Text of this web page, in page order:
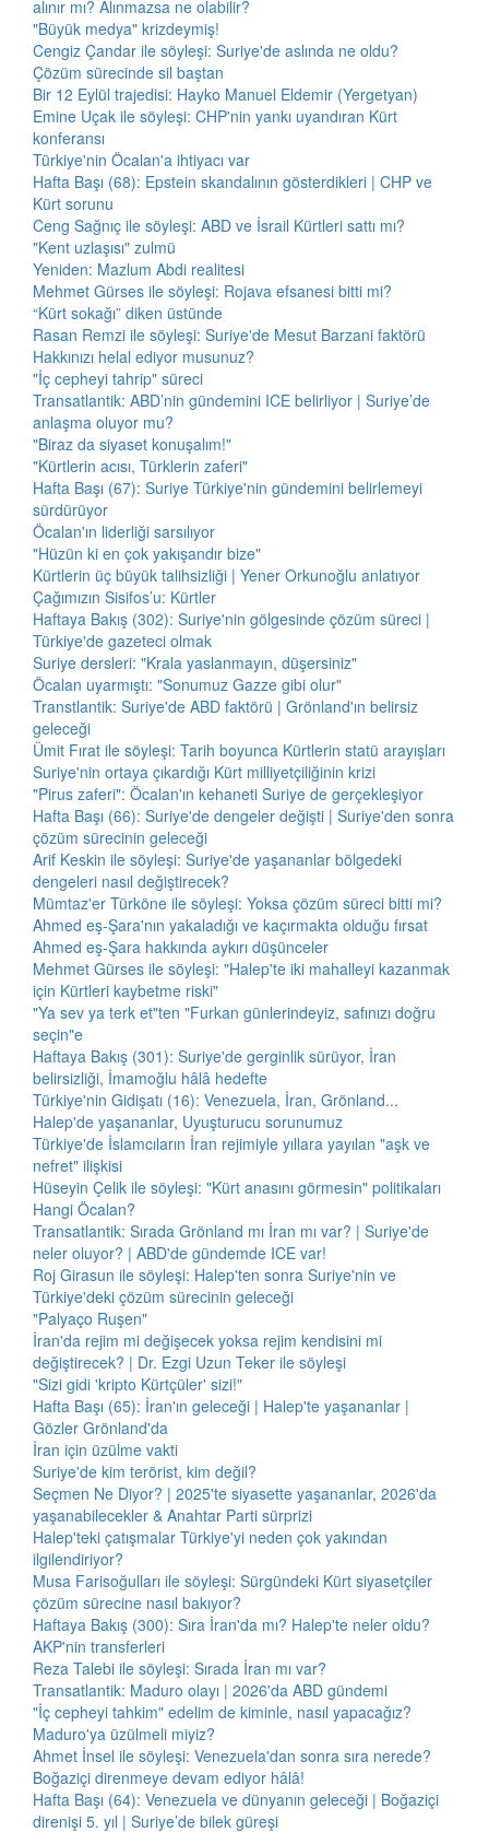
alınır mı? Alınmazsa ne olabilir?
"Büyük medya" krizdeymiş!
Cengiz Çandar ile söyleşi: Suriye'de aslında ne oldu?
Çözüm sürecinde sil baştan
Bir 12 Eylül trajedisi: Hayko Manuel Eldemir (Yergetyan)
Emine Uçak ile söyleşi: CHP'nin yankı uyandıran Kürt
konferansı
Türkiye'nin Öcalan'a ihtiyacı var
Hafta Başı (68): Epstein skandalının gösterdikleri | CHP ve
Kürt sorunu
Ceng Sağnıç ile söyleşi: ABD ve İsrail Kürtleri sattı mı?
"Kent uzlaşısı" zulmü
Yeniden: Mazlum Abdi realitesi
Mehmet Gürses ile söyleşi: Rojava efsanesi bitti mi?
“Kürt sokağı” diken üstünde
Rasan Remzi ile söyleşi: Suriye'de Mesut Barzani faktörü
Hakkınızı helal ediyor musunuz?
"İç cepheyi tahrip" süreci
Transatlantik: ABD’nin gündemini ICE belirliyor | Suriye’de
anlaşma oluyor mu?
"Biraz da siyaset konuşalım!"
"Kürtlerin acısı, Türklerin zaferi"
Hafta Başı (67): Suriye Türkiye'nin gündemini belirlemeyi
sürdürüyor
Öcalan'ın liderliği sarsılıyor
"Hüzün ki en çok yakışandır bize"
Kürtlerin üç büyük talihsizliği | Yener Orkunoğlu anlatıyor
Çağımızın Sisifos’u: Kürtler
Haftaya Bakış (302): Suriye'nin gölgesinde çözüm süreci |
Türkiye'de gazeteci olmak
Suriye dersleri: "Krala yaslanmayın, düşersiniz"
Öcalan uyarmıştı: "Sonumuz Gazze gibi olur"
Transtlantik: Suriye'de ABD faktörü | Grönland'ın belirsiz
geleceği
Ümit Fırat ile söyleşi: Tarih boyunca Kürtlerin statü arayışları
Suriye'nin ortaya çıkardığı Kürt milliyetçiliğinin krizi
"Pirus zaferi": Öcalan'ın kehaneti Suriye de gerçekleşiyor
Hafta Başı (66): Suriye'de dengeler değişti | Suriye'den sonra
çözüm sürecinin geleceği
Arif Keskin ile söyleşi: Suriye'de yaşananlar bölgedeki
dengeleri nasıl değiştirecek?
Mümtaz'er Türköne ile söyleşi: Yoksa çözüm süreci bitti mi?
Ahmed eş-Şara'nın yakaladığı ve kaçırmakta olduğu fırsat
Ahmed eş-Şara hakkında aykırı düşünceler
Mehmet Gürses ile söyleşi: "Halep'te iki mahalleyi kazanmak
için Kürtleri kaybetme riski"
"Ya sev ya terk et"ten "Furkan günlerindeyiz, safınızı doğru
seçin"e
Haftaya Bakış (301): Suriye'de gerginlik sürüyor, İran
belirsizliği, İmamoğlu hâlâ hedefte
Türkiye'nin Gidişatı (16): Venezuela, İran, Grönland...
Halep'de yaşananlar, Uyuşturucu sorunumuz
Türkiye'de İslamcıların İran rejimiyle yıllara yayılan "aşk ve
nefret" ilişkisi
Hüseyin Çelik ile söyleşi: "Kürt anasını görmesin" politikaları
Hangi Öcalan?
Transatlantik: Sırada Grönland mı İran mı var? | Suriye'de
neler oluyor? | ABD'de gündemde ICE var!
Roj Girasun ile söyleşi: Halep'ten sonra Suriye'nin ve
Türkiye'deki çözüm sürecinin geleceği
"Palyaço Ruşen"
İran'da rejim mi değişecek yoksa rejim kendisini mi
değiştirecek? | Dr. Ezgi Uzun Teker ile söyleşi
"Sizi gidi 'kripto Kürtçüler' sizi!"
Hafta Başı (65): İran'ın geleceği | Halep'te yaşananlar |
Gözler Grönland'da
İran için üzülme vakti
Suriye'de kim terörist, kim değil?
Seçmen Ne Diyor? | 2025'te siyasette yaşananlar, 2026'da
yaşanabilecekler & Anahtar Parti sürprizi
Halep'teki çatışmalar Türkiye'yi neden çok yakından
ilgilendiriyor?
Musa Farisoğulları ile söyleşi: Sürgündeki Kürt siyasetçiler
çözüm sürecine nasıl bakıyor?
Haftaya Bakış (300): Sıra İran'da mı? Halep'te neler oldu?
AKP'nin transferleri
Reza Talebi ile söyleşi: Sırada İran mı var?
Transatlantik: Maduro olayı | 2026'da ABD gündemi
"İç cepheyi tahkim" edelim de kiminle, nasıl yapacağız?
Maduro'ya üzülmeli miyiz?
Ahmet İnsel ile söyleşi: Venezuela'dan sonra sıra nerede?
Boğaziçi direnmeye devam ediyor hâlâ!
Hafta Başı (64): Venezuela ve dünyanın geleceği | Boğaziçi
direnişi 5. yıl | Suriye’de bilek güreşi